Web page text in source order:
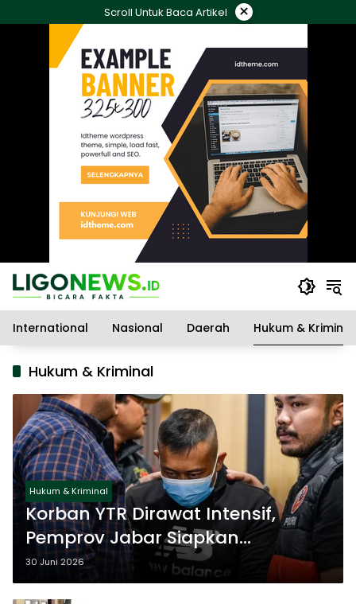
ke
Scroll Untuk Baca Artikel ×
International Nasional Daerah Hukum & Kriminal
Hukum & Kriminal
Hukum & Kriminal
Korban YTR Dirawat Intensif,
Pemprov Jabar Siapkan
Pendampingan
30 Juni 2026